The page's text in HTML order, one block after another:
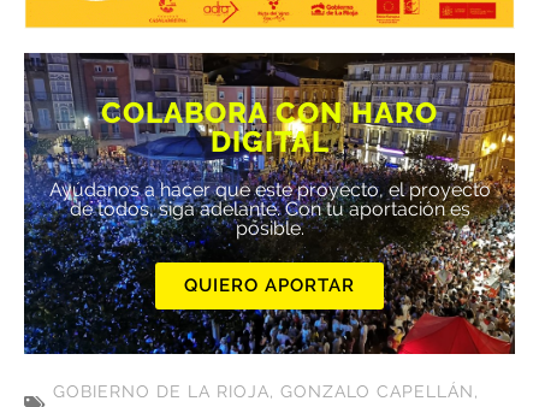
COLABORA CON HARO
DIGITAL
Ayúdanos a hacer que este proyecto, el proyecto
de todos, siga adelante. Con tu aportación es
posible.
QUIERO APORTAR
GOBIERNO DE LA RIOJA, GONZALO CAPELLÁN,